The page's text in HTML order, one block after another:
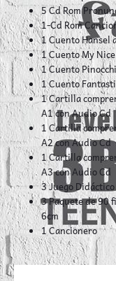
5 Cd Rom
1-Cd Rom
1 Cuento Hansel
1 Cuento My
1 Cuento
1 Cuento
1 Cartilla
A1 con Audio Cd
1 Cartilla
A2 con Audio Cd
1 Cartilla
A3 con Audio Cd
3 Juego
3 Paquete de 90
6cm
1 Cancionero